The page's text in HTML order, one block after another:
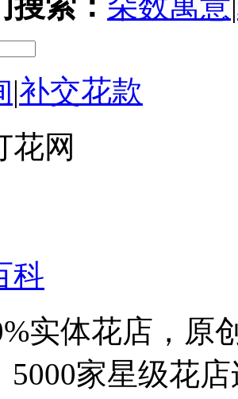
|补交花款
花网
科
实体花店，原
5000家星级花